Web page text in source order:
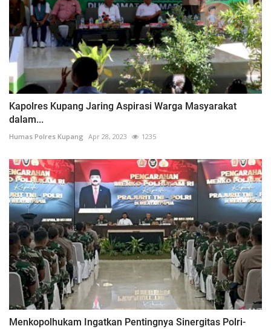
Kapolres Kupang Jaring Aspirasi Warga Masyarakat
dalam...
Humas Polres Kupang Apr 28, 2023 1235
Menkopolhukam Ingatkan Pentingnya Sinergitas Polri-